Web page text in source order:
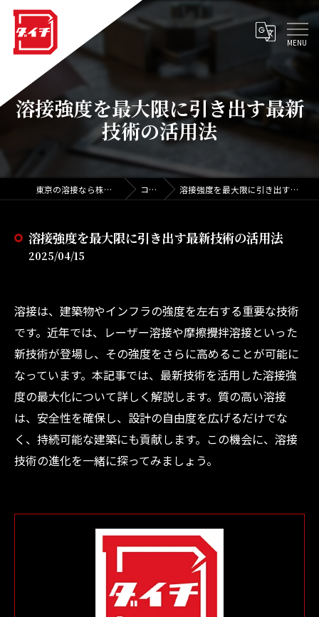
溶接強度を最大限に引き出す最新
技術の活用法
東京の溶接なら株式会社ダイチ コラム 溶接強度を最大限に引き出す最新技術の活用法
溶接強度を最大限に引き出す最新技術の活用法
2025/04/15
溶接は、建築物やインフラの強度を左右する重要な技術
です。近年では、レーザー溶接や摩擦攪拌溶接といった
新技術が登場し、その強度をさらに高めることが可能に
なっています。本記事では、最新技術を活用した溶接強
度の最大化について詳しく解説します。質の高い溶接
は、安全性を確保し、設計の自由度を広げるだけでな
く、持続可能な建築にも貢献します。この機会に、溶接
技術の進化を一緒に探ってみましょう。